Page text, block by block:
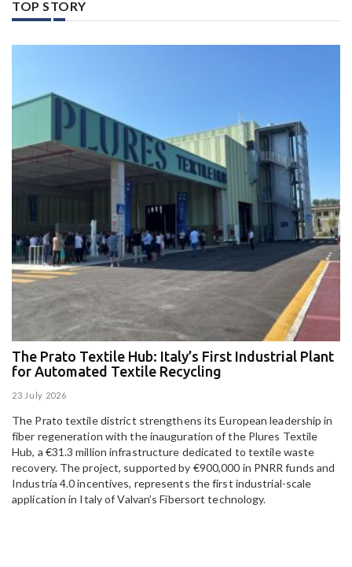
TOP STORY
The Prato Textile Hub: Italy’s First Industrial Plant
for Automated Textile Recycling
23 July 2026
The Prato textile district strengthens its European leadership in
fiber regeneration with the inauguration of the Plures Textile
Hub, a €31.3 million infrastructure dedicated to textile waste
recovery. The project, supported by €900,000 in PNRR funds and
Industria 4.0 incentives, represents the first industrial-scale
application in Italy of Valvan’s Fibersort technology.